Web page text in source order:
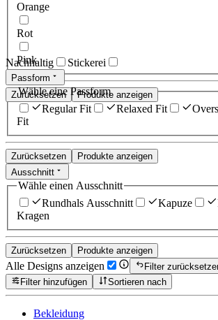
Orange
Rot
Pink
Zurücksetzen Produkte anzeigen
Nachhaltig Stickerei
Passform
Wähle eine Passform
Regular Fit
Relaxed Fit
Fit
Zurücksetzen
Produkte anzeigen
Ausschnitt
Wähle einen Ausschnitt
Rundhals Ausschnitt
Kapuze
Kragen
Zurücksetzen Produkte anzeigen
Alle Designs anzeigen
Filter
Filter hinzufügen
Sortieren nach
Bekleidung